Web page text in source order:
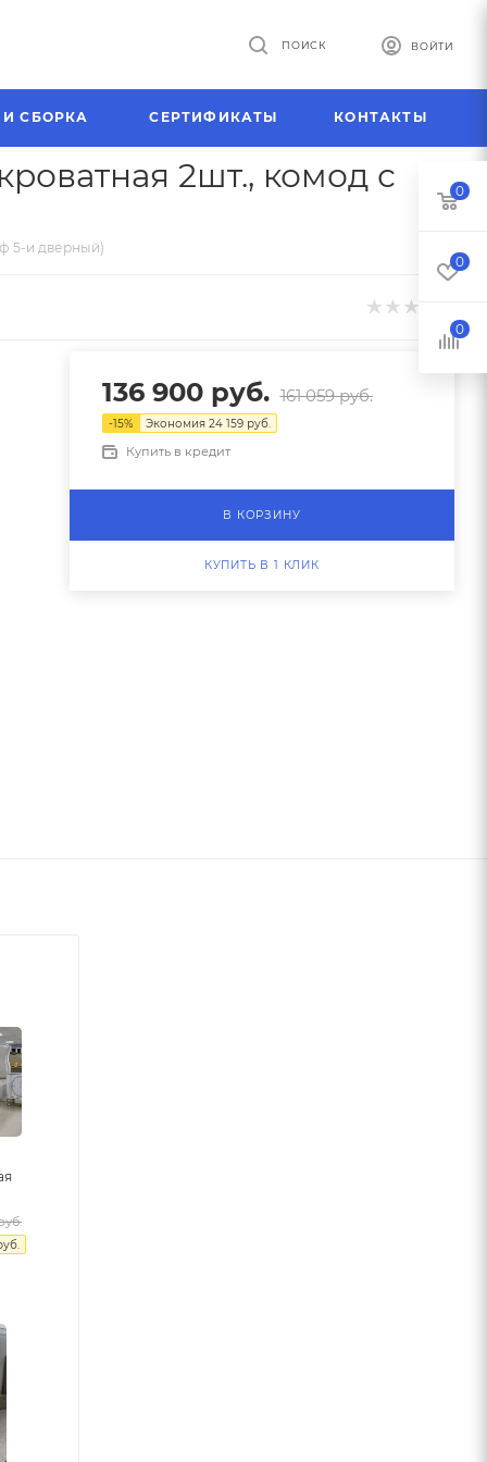
ВОЙТИ
ПОИСК
СБОРКА СЕРТИФИКАТЫ КОНТАКТЫ
2шт., комод с
5-и дверный)
136 900руб. 161 059руб.
-15% Экономия 24 159руб.
Купить в кредит
В КОРЗИНУ
КУПИТЬ В 1 КЛИК
0
0
0